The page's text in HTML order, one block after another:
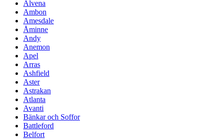
Alvena
Ambon
Amesdale
Åminne
Andy
Anemon
Apel
Arras
Ashfield
Aster
Astrakan
Atlanta
Avanti
Bänkar och Soffor
Battleford
Belfort